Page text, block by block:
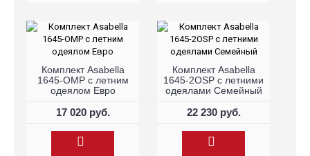
Комплект Asabella
1645-OMP с летним
одеялом Евро
17 020 руб.
Комплект Asabella
1645-2OSP с летними
одеялами Семейный
22 230 руб.